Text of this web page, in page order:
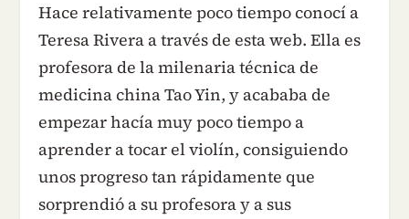
Hace relativamente poco tiempo conocí a
Teresa Rivera a través de esta web. Ella es
profesora de la milenaria técnica de
medicina china Tao Yin, y acababa de
empezar hacía muy poco tiempo a
aprender a tocar el violín, consiguiendo
unos progreso tan rápidamente que
sorprendió a su profesora y a sus